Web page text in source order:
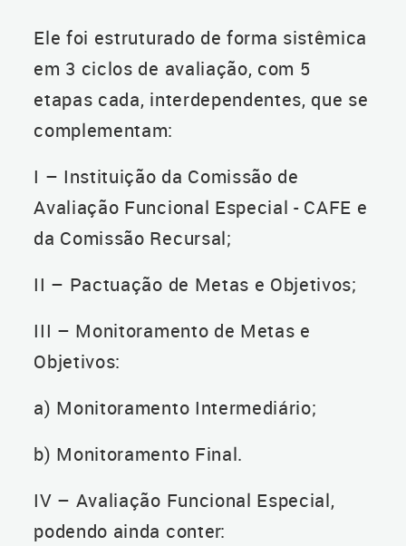
Ele foi estruturado de forma sistêmica
em 3 ciclos de avaliação, com 5
etapas cada, interdependentes, que se
complementam:
I – Instituição da Comissão de
Avaliação Funcional Especial - CAFE e
da Comissão Recursal;
II – Pactuação de Metas e Objetivos;
III – Monitoramento de Metas e
Objetivos:
a) Monitoramento Intermediário;
b) Monitoramento Final.
IV – Avaliação Funcional Especial,
podendo ainda conter: